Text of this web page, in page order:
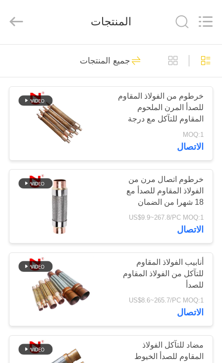
مسكن
منتجات
عرض
الواقع
الافتراضي
معلومات
جولة
في
المعمل
مراقبة
الجودة
اتصل
Jingning
Shock
وصلة تمدد مطاطية
أحادية المجال
175
وصلة التمدد الملولبة
49
وصلة التمدد
المطاطية EPDM
33
المنتجات
جميع المنتجات
خرطوم من الفولاذ المقاوم
للصدأ المرن الملحوم
المقاوم للتآكل مع درجة
ضغط عالية وامتصاص
الاهتزاز للتطبيقات
الصناعية
MOQ:1
الاتصال
خرطوم اتصال مرن من
الفولاذ المقاوم للصدأ مع
18 شهرا من الضمان
US$9.9~267.8/PC MOQ:1
الاتصال
أنابيب الفولاذ المقاوم
للتآكل من الفولاذ المقاوم
للصدأ
US$8.6~265.7/PC MOQ:1
الاتصال
مضاد للتآكل الفولاذ
المقاوم للصدأ الخيوط